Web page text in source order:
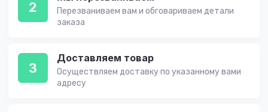
2
Перезваниваем вам и обговариваем детали
заказа
3
Доставляем товар
Осуществляем доставку по указанному вами
адресу